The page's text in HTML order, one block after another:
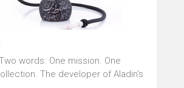
words. One mission. One
The developer of Aladin’s